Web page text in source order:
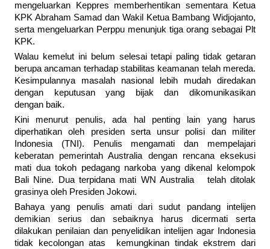
mengeluarkan Keppres memberhentikan sementara Ketua
KPK Abraham Samad dan Wakil Ketua Bambang Widjojanto,
serta mengeluarkan Perppu menunjuk tiga orang sebagai Plt
KPK.
Walau kemelut ini belum selesai tetapi paling tidak getaran
berupa ancaman terhadap stabilitas keamanan telah mereda.
Kesimpulannya masalah nasional lebih mudah diredakan
dengan keputusan yang bijak dan dikomunikasikan
dengan baik.
Kini menurut penulis, ada hal penting lain yang harus
diperhatikan oleh presiden serta unsur polisi dan militer
Indonesia (TNI). Penulis mengamati dan mempelajari
keberatan pemerintah Australia dengan rencana eksekusi
mati dua tokoh pedagang narkoba yang dikenal kelompok
Bali Nine. Dua terpidana mati WN Australia telah ditolak
grasinya oleh Presiden Jokowi.
Bahaya yang penulis amati dari sudut pandang intelijen
demikian serius dan sebaiknya harus dicermati serta
dilakukan penilaian dan penyelidikan intelijen agar Indonesia
tidak kecolongan atas kemungkinan tindak ekstrem dari